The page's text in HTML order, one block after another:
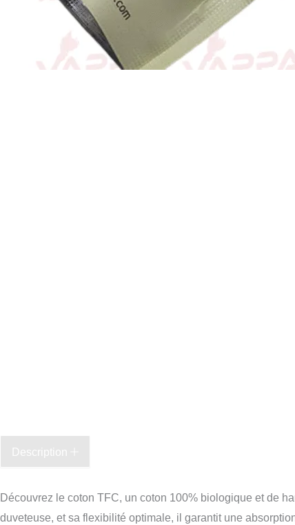
Description
Découvrez le coton TFC, un coton 100% biologique et de
duveteuse, et sa flexibilité optimale, il garantit une